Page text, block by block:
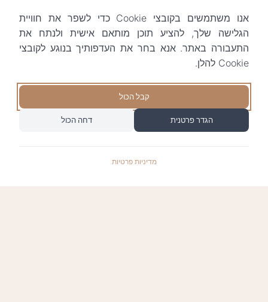
אנו משתמשים בקובצי Cookie כדי לשפר את חוויית
הגלישה שלך, להציע תוכן מותאם אישית ולנתח את
התעבורה באתר. אנא בחר את העדפותיך בנוגע לקובצי
Cookie להלן.
קבל הכול
הגדר פרטנית דחה הכול
מדיניות פרטיות